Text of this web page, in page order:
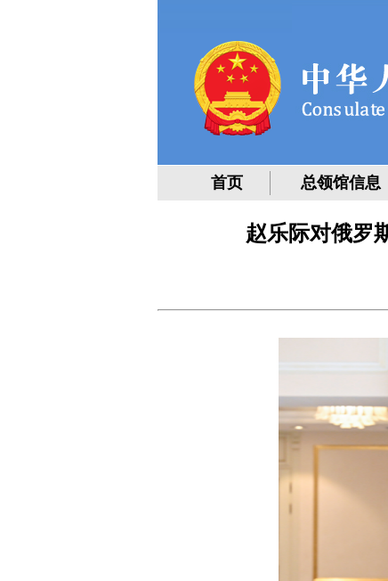
首页 总领馆信息
赵乐际对俄罗